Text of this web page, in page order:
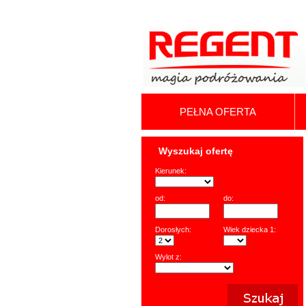
PEŁNA OFERTA
Wyszukaj ofertę
Kierunek:
od: do:
Dorosłych: Wiek dziecka 1:
Wylot z: